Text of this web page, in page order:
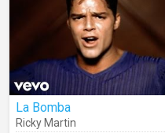
La Bomba
Ricky Martin